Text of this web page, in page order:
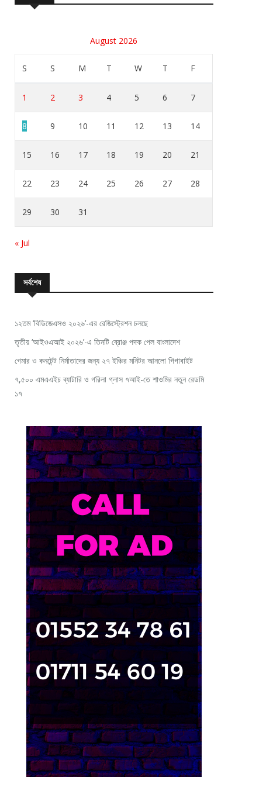
August 2026
S S M T W T F
1 2 3 4 5 6 7
8 9 10 11 12 13 14
15 16 17 18 19 20 21
22 23 24 25 26 27 28
29 30 31
« Jul
সর্বশেষ
১২তম ‘বিডিজেএসও ২০২৬’-এর রেজিস্ট্রেশন চলছে
তৃতীয় ‘আইওএআই ২০২৬’-এ তিনটি ব্রোঞ্জ পদক পেল বাংলাদেশ
গেমার ও কনটেন্ট নির্মাতাদের জন্য ২৭ ইঞ্চির মনিটর আনলো গিগাবাইট
৭,৫০০ এমএএইচ ব্যাটারি ও গরিলা গ্লাস ৭আই-তে শাওমির নতুন রেডমি
১৭